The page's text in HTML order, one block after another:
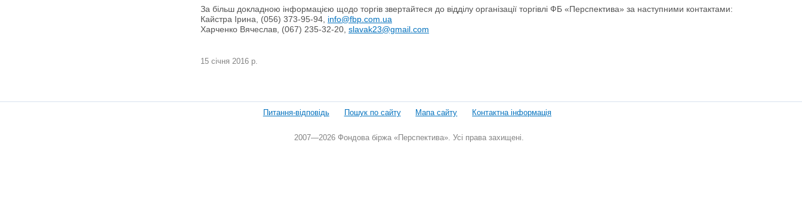
За більш докладною інформацією щодо торгів звертайтеся до відділу організації торгівлі ФБ «Перспектива» за наступними контактами:
Кайстра Ірина, (056) 373-95-94, info@fbp.com.ua
Харченко Вячеслав, (067) 235-32-20, slavak23@gmail.com
15 січня 2016 р.
Питання-відповідь Пошук по сайту Мапа сайту Контактна інформація
2007—2026 Фондова біржа «Перспектива». Усі права захищені.